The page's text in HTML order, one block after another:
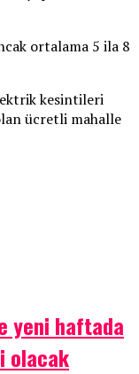
ortalama 5 ila 8
kesintileri
ücretli mahalle
yeni haftada
olacak